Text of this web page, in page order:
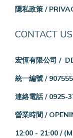
隱私政策 /
CONTACT US
宏恆有限公司 /
統一編號 /
連絡電話 / 0925-
營業時間 /
12:00 - 21:00 /